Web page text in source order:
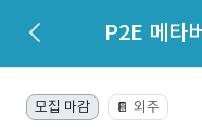
P2E 메타
모집 마감 📔 외주